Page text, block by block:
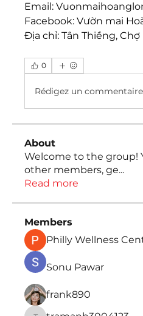
Email:
Facebook: Vườn mai
Địa chỉ: Tân Thiềng, Chợ
0
Rédigez un
About
Welcome to the group!
other members, ge...
Read more
Members
Philly Wellness
Sonu Pawar
frank890